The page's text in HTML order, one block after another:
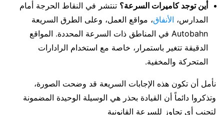
أين توجد كاميرات السرعة؟ تنتشر في النقاط الحرجة أمام
المدارس، الأنفاق، مواقع العمل، وعلى الطرق السريعة
Autobahn في المناطق ذات السرعة المحددة. المواقع
الدقيقة تتغير باستمرار، خاصة مع استخدام الرادارات
المتحركة والمخفية.
نأمل أن تكون هذه الإجابات السريعة قد وضحت الصورة،
وتذكروا دائماً أن القيادة بحذر هي الوسيلة الوحيدة المضمونة
لتجنب أي تجاوز للسرعة القانونية